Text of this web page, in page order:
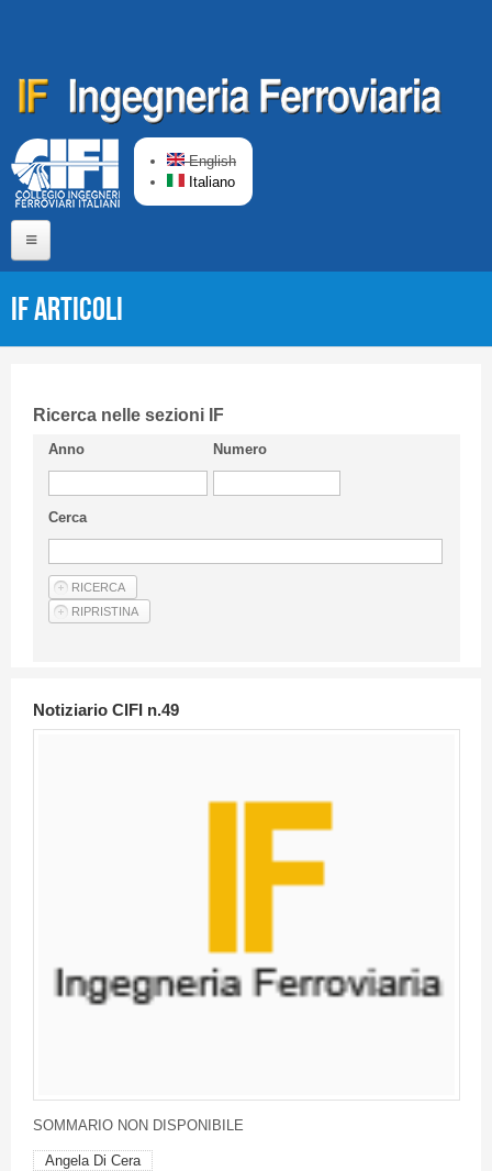
English
Italiano
CIFI in breve
Linee Guida
Privacy Policy
Articoli
IF Articoli
Ricerca nelle sezioni IF
Anno Numero
Cerca
Notiziario CIFI n.49
SOMMARIONON DISPONIBILE
Angela Di Cera